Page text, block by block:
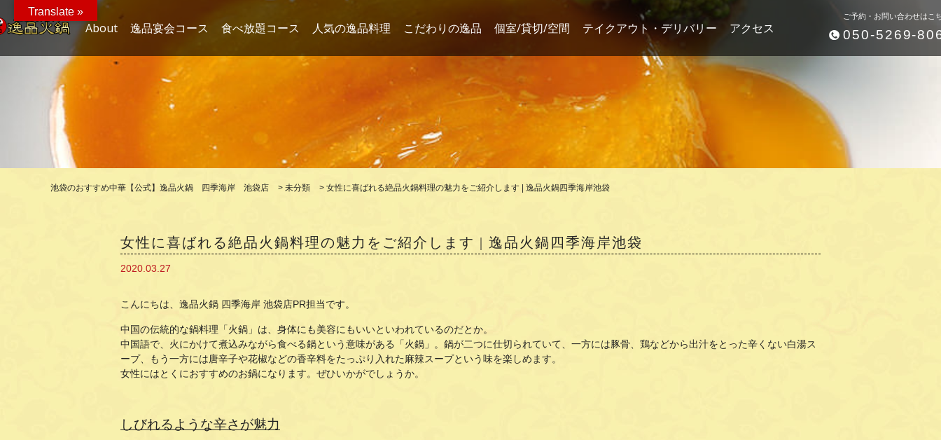
About 逸品宴会コース 食べ放題コース 人気の逸品料理 こだわりの逸品 個室/貸切/空間 テイクアウト・デリバリー アクセス
ご予約・お問い合わせはこ
050-5269-
池袋のおすすめ中華【公式】逸品火鍋 四季海岸 池袋店 > 未分類 > 女性に喜ばれる絶品火鍋料理の魅力をご紹介します | 逸品火鍋四季海岸池袋
女性に喜ばれる絶品火鍋料理の魅力をご紹介します | 逸品火鍋四季海岸池袋
2020.03.27
こんにちは、逸品火鍋 四季海岸 池袋店PR担当です。
中国の伝統的な鍋料理「火鍋」は、身体にも美容にもいいといわれているのだとか。
中国語で、火にかけて煮込みながら食べる鍋という意味がある「火鍋」。鍋が二つに仕切られていて、一方には豚骨、鶏などから出汁をとった辛くない白湯ス
ープ、もう一方には唐辛子や花椒などの香辛料をたっぷり入れた麻辣スープという味を楽しめます。
女性にはとくにおすすめのお鍋になります。ぜひいかがでしょうか。
しびれるような辛さが魅力
Translate »